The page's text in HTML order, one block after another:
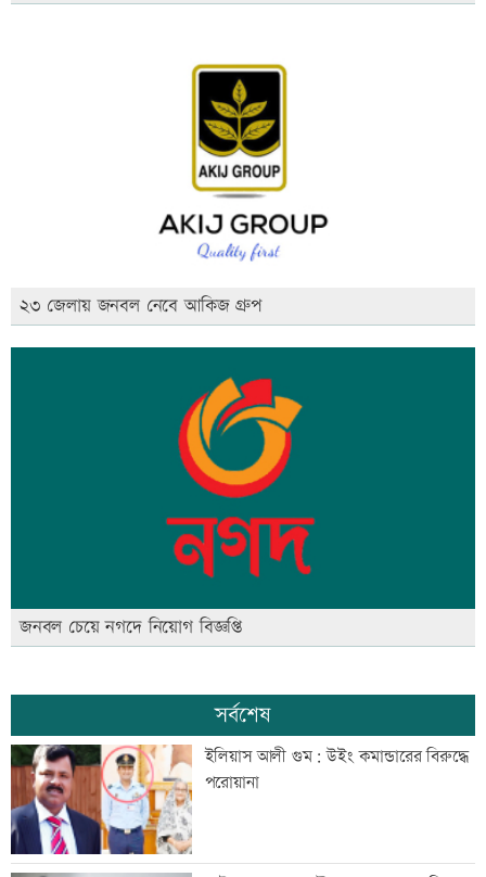
২৩ জেলায় জনবল নেবে আকিজ গ্রুপ
জনবল চেয়ে নগদে নিয়োগ বিজ্ঞপ্তি
সর্বশেষ
ইলিয়াস আলী গুম: উইং কমান্ডারের বিরুদ্ধে
পরোয়ানা